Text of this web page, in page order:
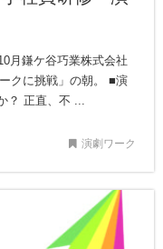
月鎌ケ谷巧業株式会社
に挑戦」の朝。 ■演
？ 正直、不 ...
演劇ワーク